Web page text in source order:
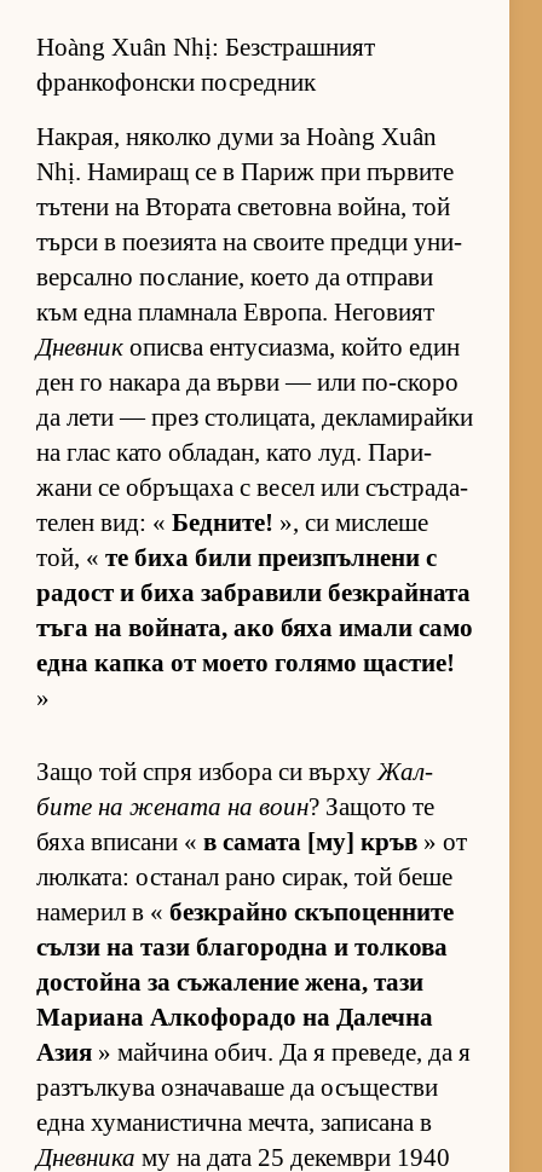
Hoàng Xuân Nhị: Безстрашният
франкофонски посредник
Нак­рая, ня­колко думи за Hoàng Xuân
Nhị. На­ми­ращ се в Па­риж при пър­вите
тъ­тени на Вто­рата све­товна вой­на, той
търси в по­е­зи­ята на сво­ите предци уни­
вер­сално пос­ла­ние, ко­ето да от­п­рави
към една плам­нала Ев­ро­па. Не­го­вият
Дневник описва ен­ту­си­аз­ма, който един
ден го на­кара да върви — или по-скоро
да лети — през сто­ли­ца­та, дек­ла­ми­райки
на глас като об­ла­дан, като луд. Па­ри­
жани се об­ръ­щаха с ве­сел или със­т­ра­да­
те­лен вид: « Бедните! », си мис­леше
той, « те биха били пре­из­пъл­нени с
ра­дост и биха заб­ра­вили без­к­рай­ната
тъга на вой­на­та, ако бяха имали само
една капка от мо­ето го­лямо щас­тие!
»
Защо той спря из­бора си върхуЖал­
бите на же­ната на воин? За­щото те
бяха впи­сани « в са­мата [му] кръв » от
люл­ка­та: ос­та­нал рано си­рак, той беше
на­ме­рил в « без­к­райно скъ­по­цен­ните
сълзи на тази бла­го­родна и тол­кова
дос­тойна за съ­жа­ле­ние же­на, тази
Ма­ри­ана Ал­ко­фо­радо на Да­лечна
Азия » май­чина обич. Да я пре­ве­де, да я
раз­тъл­кува оз­на­ча­ваше да осъ­щес­тви
една ху­ма­нис­тична меч­та, за­пи­сана в
Дневника му на дата 25 де­кем­ври 1940